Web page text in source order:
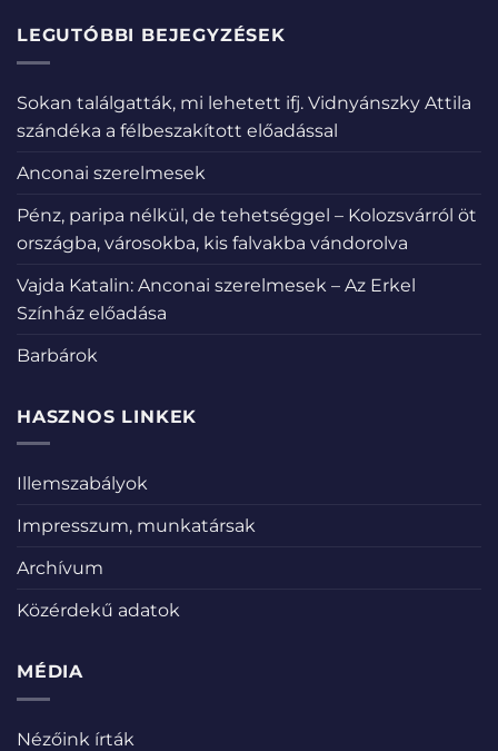
LEGUTÓBBI BEJEGYZÉSEK
Sokan találgatták, mi lehetett ifj. Vidnyánszky Attila
szándéka a félbeszakított előadással
Anconai szerelmesek
Pénz, paripa nélkül, de tehetséggel – Kolozsvárról öt
országba, városokba, kis falvakba vándorolva
Vajda Katalin: Anconai szerelmesek – Az Erkel
Színház előadása
Barbárok
HASZNOS LINKEK
Illemszabályok
Impresszum, munkatársak
Archívum
Közérdekű adatok
MÉDIA
Nézőink írták